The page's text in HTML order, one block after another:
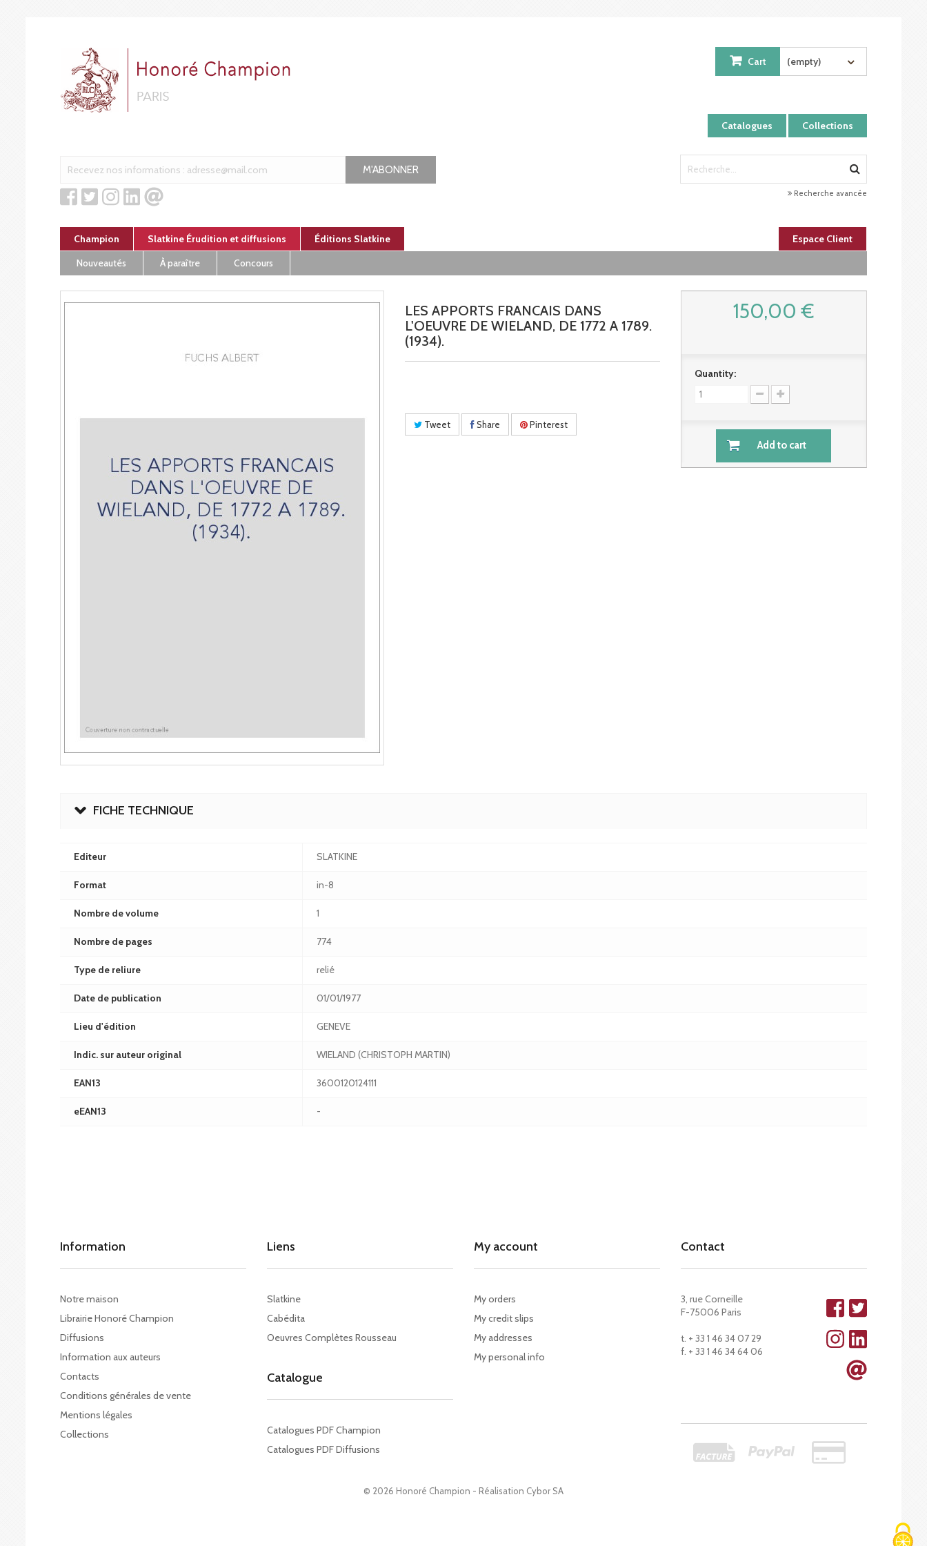
Catalogues Collections
Cart (empty)
M'ABONNER
Recherche avancée
Champion Slatkine Érudition et diffusions Éditions Slatkine
Espace Client
Nouveautés
À paraître Concours
LES APPORTS FRANCAIS DANS
L'OEUVRE DE WIELAND, DE 1772 A 1789.
(1934).
Tweet Share Pinterest
150,00 €
Quantity:
Add to cart
FICHE TECHNIQUE
Editeur SLATKINE
Format in-8
Nombre de volume 1
Nombre de pages 774
Type de reliure relié
Date de publication 01/01/1977
Lieu d'édition GENEVE
Indic. sur auteur original WIELAND (CHRISTOPH MARTIN)
EAN13 3600120124111
eEAN13 -
Information
Notre maison
Librairie Honoré Champion
Diffusions
Information aux auteurs
Contacts
Conditions générales de vente
Mentions légales
Collections
© 2026 Honoré Champion - Réalisation Cybor SA
Liens
Slatkine
Cabédita
Oeuvres Complètes Rousseau
Catalogue
Catalogues PDF Champion
Catalogues PDF Diffusions
My account
My orders
My credit slips
My addresses
My personal info
Contact
3, rue Corneille
F-75006 Paris
t. + 33 1 46 34 07 29
f. + 33 1 46 34 64 06